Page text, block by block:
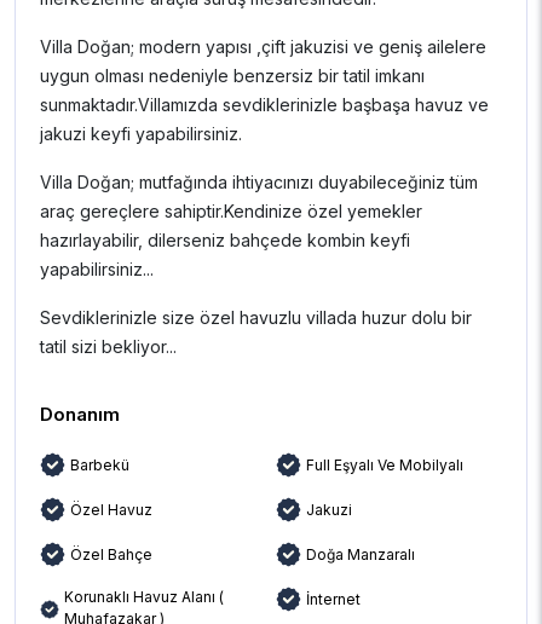
Villa Doğan; modern yapısı ,çift jakuzisi ve geniş ailelere
uygun olması nedeniyle benzersiz bir tatil imkanı
sunmaktadır.Villamızda sevdiklerinizle başbaşa havuz ve
jakuzi keyfi yapabilirsiniz.
Villa Doğan; mutfağında ihtiyacınızı duyabileceğiniz tüm
araç gereçlere sahiptir.Kendinize özel yemekler
hazırlayabilir, dilerseniz bahçede kombin keyfi
yapabilirsiniz...
Sevdiklerinizle size özel havuzlu villada huzur dolu bir
tatil sizi bekliyor...
Donanım
Barbekü Full Eşyalı Ve Mobilyalı
Özel Havuz Jakuzi
Özel Bahçe Doğa Manzaralı
Korunaklı Havuz Alanı (
Muhafazakar )
İnternet